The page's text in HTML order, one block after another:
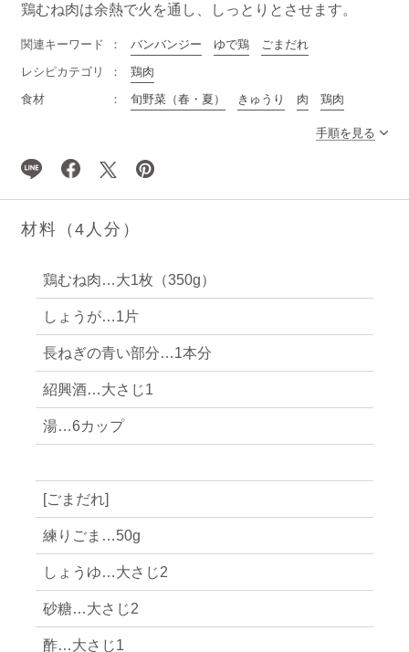
鶏むね肉は余熱で火を通し、しっとりとさせます。
関連キーワード バンバンジー ゆで鶏
ごまだれ
レシピカテゴリ
鶏肉
食材
旬野菜（春・夏） きゅうり 肉 鶏肉
手順を見る
材料（4人分）
鶏むね肉…大1枚（350g）
しょうが…1片
長ねぎの青い部分…1本分
紹興酒…大さじ1
湯…6カップ
[ごまだれ]
練りごま…50g
しょうゆ…大さじ2
砂糖…大さじ2
酢…大さじ1